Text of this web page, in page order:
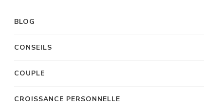
BLOG
CONSEILS
COUPLE
CROISSANCE PERSONNELLE